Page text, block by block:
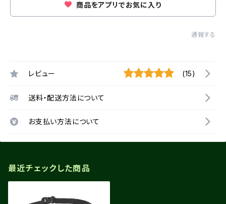
商品をアプリでお気に入り
通報する
レビュー (15)
送料・配送方法について
お支払い方法について
最近チェックした商品